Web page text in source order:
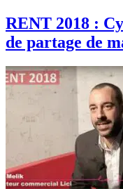
RENT 2018 :
de partage de